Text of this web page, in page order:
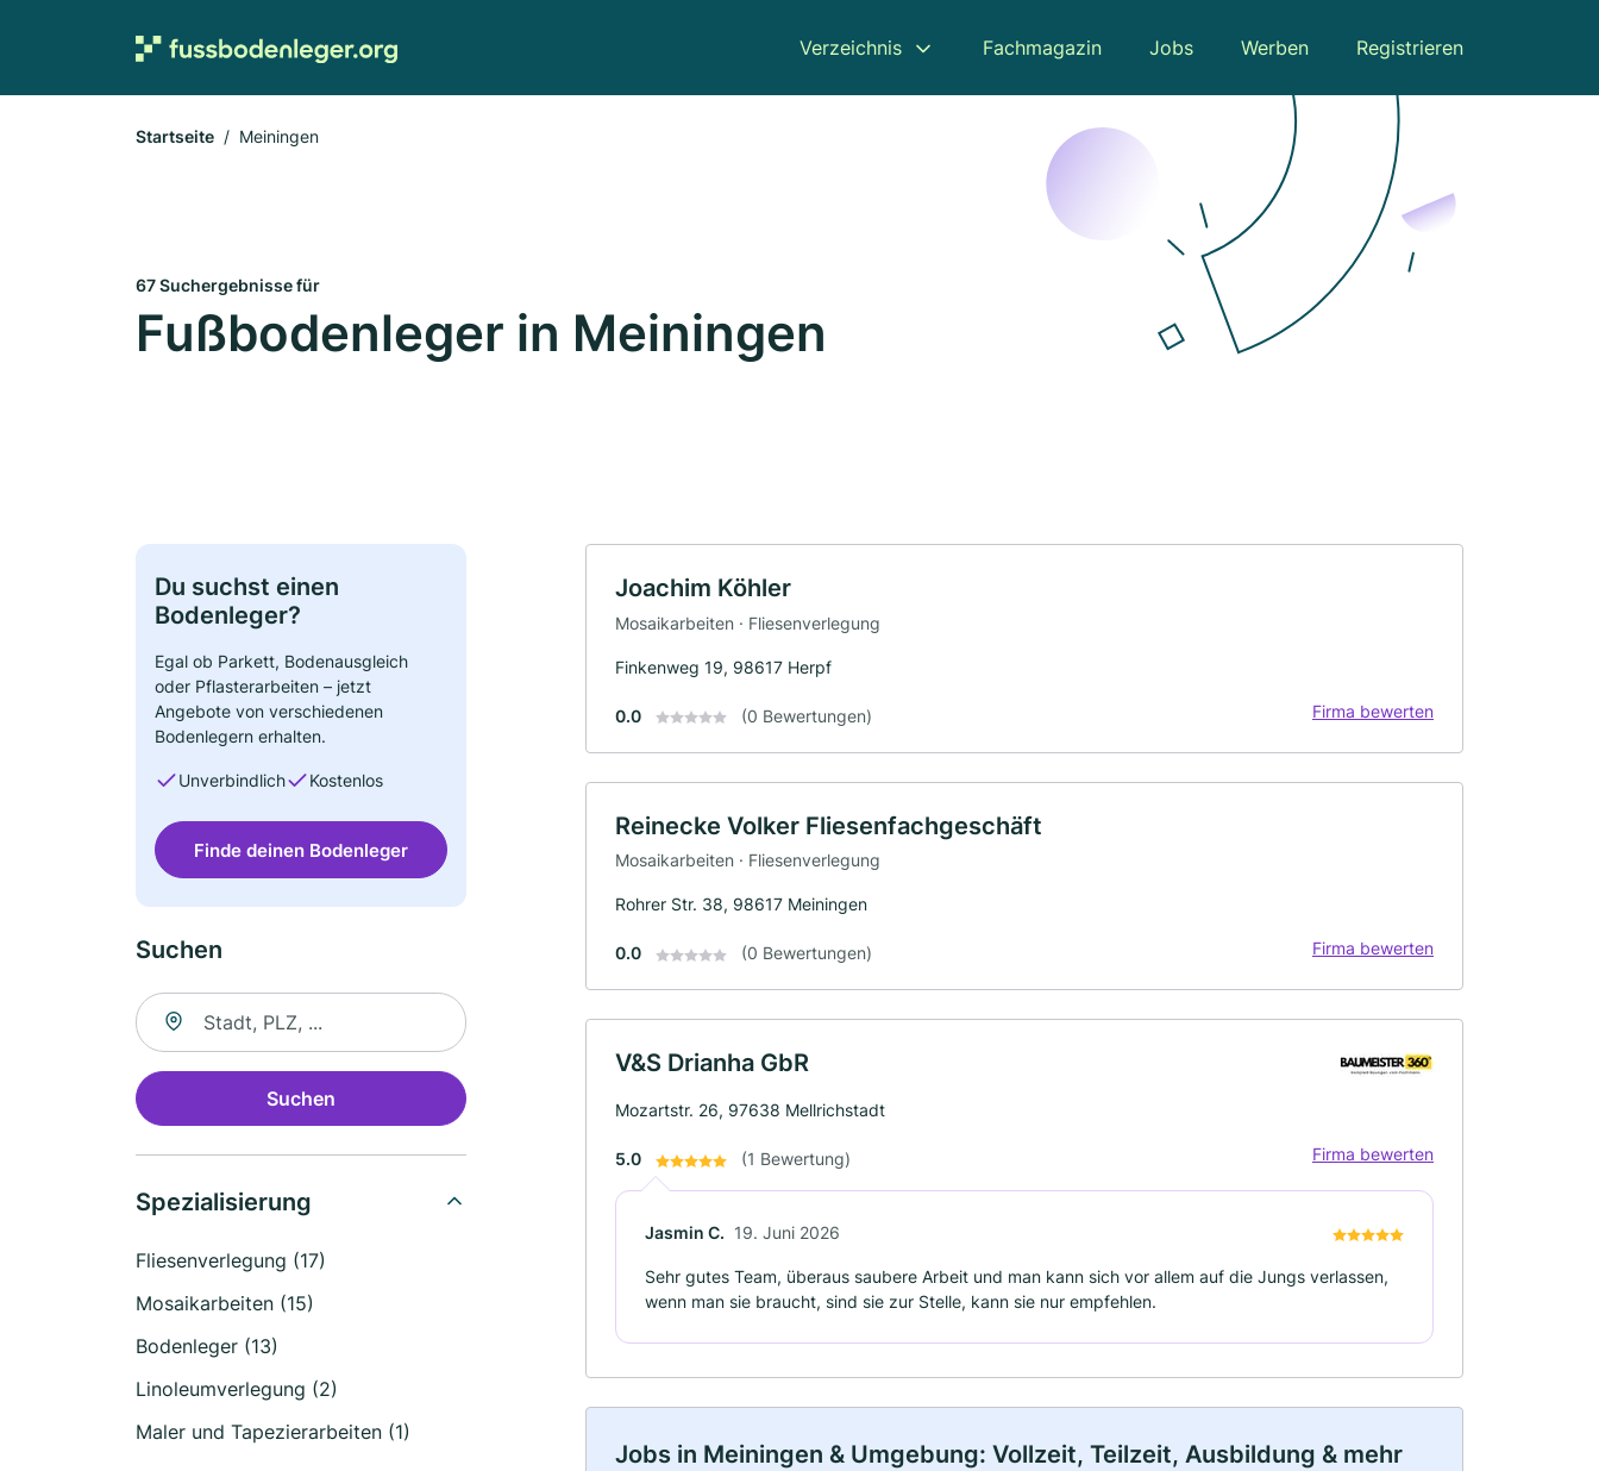
Verzeichnis Fachmagazin Jobs Werben Registrieren
Startseite Meiningen
67 Suchergebnisse für
Fußbodenleger in Meiningen
Du suchst einen
Bodenleger?
Egal ob Parkett, Bodenausgleich
oder Pflasterarbeiten – jetzt
Angebote von verschiedenen
Bodenlegern erhalten.
Unverbindlich Kostenlos
Finde deinen Bodenleger
Suchen
Suche nach Ort
Suchen
Spezialisierung
Fliesenverlegung (17)
Mosaikarbeiten (15)
Bodenleger (13)
Linoleumverlegung (2)
Maler und Tapezierarbeiten (1)
Joachim Köhler
Mosaikarbeiten · Fliesenverlegung
Finkenweg 19, 98617 Herpf
0.0 (0 Bewertungen) Firma bewerten
Reinecke Volker Fliesenfachgeschäft
Mosaikarbeiten · Fliesenverlegung
Rohrer Str. 38, 98617 Meiningen
0.0 (0 Bewertungen) Firma bewerten
V&S Drianha GbR
Mozartstr. 26, 97638 Mellrichstadt
5.0 (1 Bewertung) Firma bewerten
Jasmin C. 19. Juni 2026
Sehr gutes Team, überaus saubere Arbeit und man kann sich vor allem auf die Jungs verlassen,
wenn man sie braucht, sind sie zur Stelle, kann sie nur empfehlen.
Jobs in Meiningen & Umgebung: Vollzeit, Teilzeit, Ausbildung & mehr